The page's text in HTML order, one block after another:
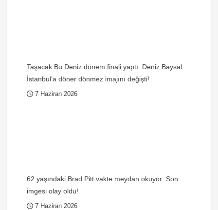
Taşacak Bu Deniz dönem finali yaptı: Deniz Baysal
İstanbul’a döner dönmez imajını değişti!
7 Haziran 2026
62 yaşındaki Brad Pitt vakte meydan okuyor: Son
imgesi olay oldu!
7 Haziran 2026